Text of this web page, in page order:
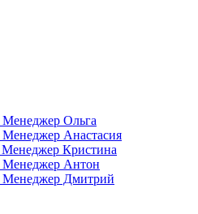
Менеджер Ольга
Менеджер Анастасия
Менеджер Кристина
Менеджер Антон
Менеджер Дмитрий